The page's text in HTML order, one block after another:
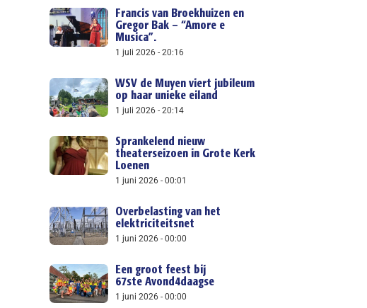
Francis van Broekhuizen en
Gregor Bak – “Amore e
Musica”.
1 juli 2026 20:16
WSV de Muyen viert jubileum
op haar unieke eiland
1 juli 2026 20:14
Sprankelend nieuw
theaterseizoen in Grote Kerk
Loenen
1 juni 2026 00:01
Overbelasting van het
elektriciteitsnet
1 juni 2026 00:00
Een groot feest bij
67ste Avond4daagse
1 juni 2026 00:00